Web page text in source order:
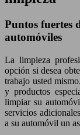
Puntos fuertes
automóviles
La limpieza
opción si desea
trabajo usted
y productos
limpiar su
servicios
a su automóvil un